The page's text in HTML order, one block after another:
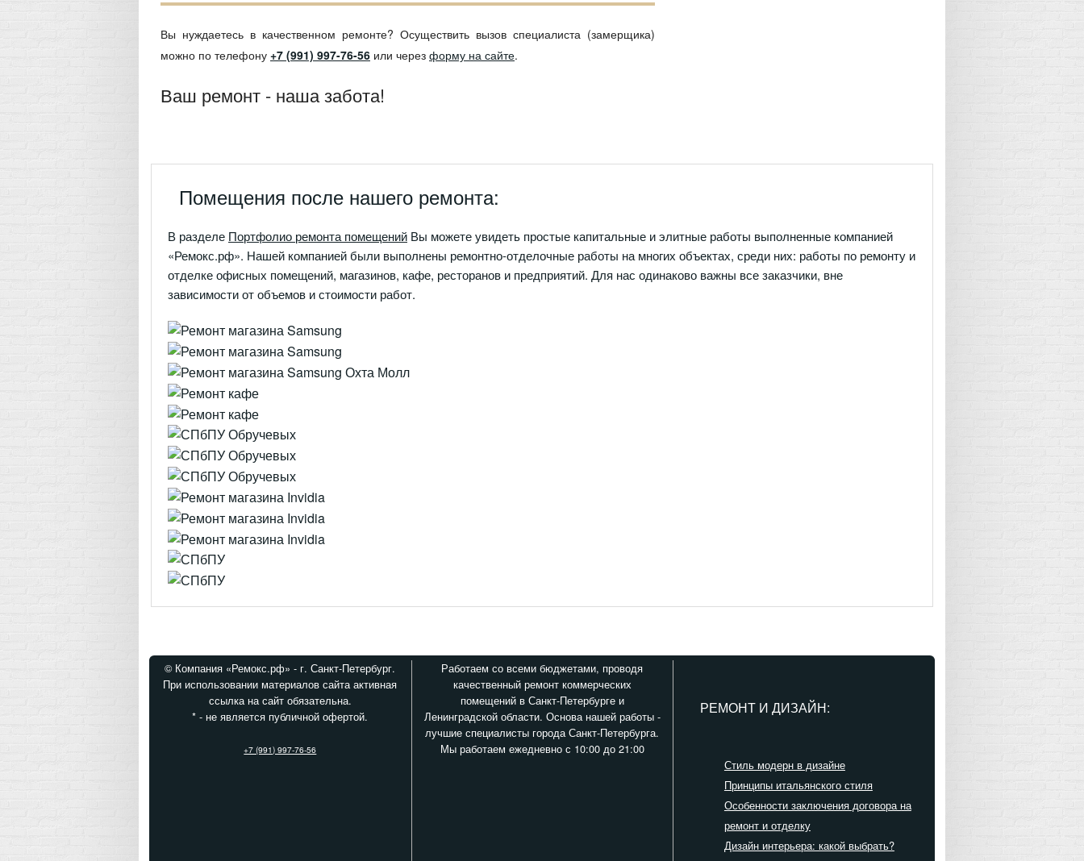
Вы нуждаетесь в качественном ремонте? Осуществить вызов специалиста (замерщика)
можно по телефону +7 (991) 997-76-56 или через форму на сайте.
Ваш ремонт - наша забота!
Помещения после нашего ремонта:
В разделе Портфолио ремонта помещений Вы можете увидеть простые капитальные и элитные работы выполненные компанией
«Ремокс.рф». Нашей компанией были выполнены ремонтно-отделочные работы на многих объектах, среди них: работы по ремонту и
отделке офисных помещений, магазинов, кафе, ресторанов и предприятий. Для нас одинаково важны все заказчики, вне
зависимости от объемов и стоимости работ.
© Компания «Ремокс.рф» - г. Санкт-Петербург.
При использовании материалов сайта активная
ссылка на сайт обязательна.
* - не является публичной офертой.
+7 (991) 997-76-56
Работаем со всеми бюджетами, проводя
качественный ремонт коммерческих
помещений в Санкт-Петербурге и
Ленинградской области. Основа нашей работы -
лучшие специалисты города Санкт-Петербурга.
Мы работаем ежедневно с 10:00 до 21:00
РЕМОНТ И ДИЗАЙН:
Стиль модерн в дизайне
Принципы итальянского стиля
Особенности заключения договора на
ремонт и отделку
Дизайн интерьера: какой выбрать?